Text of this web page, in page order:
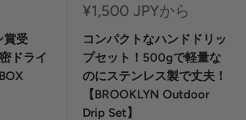
賞受
ドライ
セ
ル
価
格
¥1,500 JPYから
コンパクトなハンドドリッ
プセット！500gで軽量な
のにステンレス製で丈夫！
【BROOKLYN Outdoor
Drip Set】